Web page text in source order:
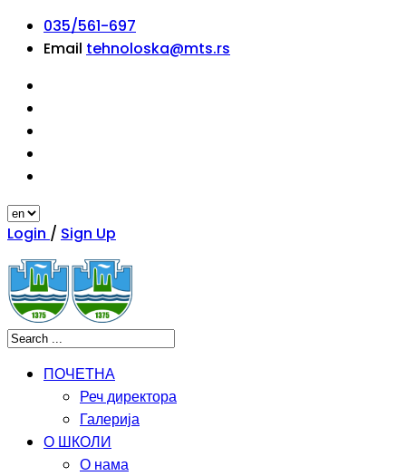
035/561-697
Email tehnoloska@mts.rs
Login / Sign Up
ПОЧЕТНА
Реч директора
Галерија
О ШКОЛИ
О нама